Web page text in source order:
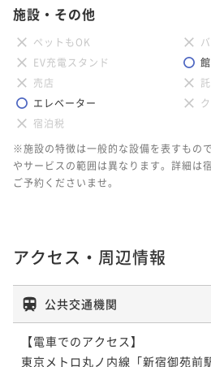
施設・その他
ペットもOK
EV充電スタンド
売店
エレベーター
宿泊税
※施設の特徴は一般的な設備を表すもの
やサービスの範囲は異なります。詳細は
ご予約くださいませ。
アクセス・周辺情報
公共交通機関
【電車でのアクセス】
東京メトロ丸ノ内線「新宿御苑前